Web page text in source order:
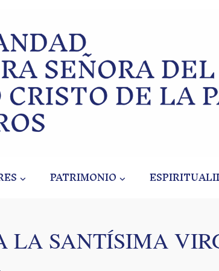
PATRIMONIO
LA SANTÍSIMA